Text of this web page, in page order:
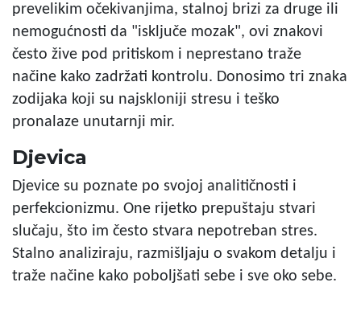
prevelikim očekivanjima, stalnoj brizi za druge ili
nemogućnosti da "isključe mozak", ovi znakovi
često žive pod pritiskom i neprestano traže
načine kako zadržati kontrolu. Donosimo tri znaka
zodijaka koji su najskloniji stresu i teško
pronalaze unutarnji mir.
Djevica
Djevice su poznate po svojoj analitičnosti i
perfekcionizmu. One rijetko prepuštaju stvari
slučaju, što im često stvara nepotreban stres.
Stalno analiziraju, razmišljaju o svakom detalju i
traže načine kako poboljšati sebe i sve oko sebe.